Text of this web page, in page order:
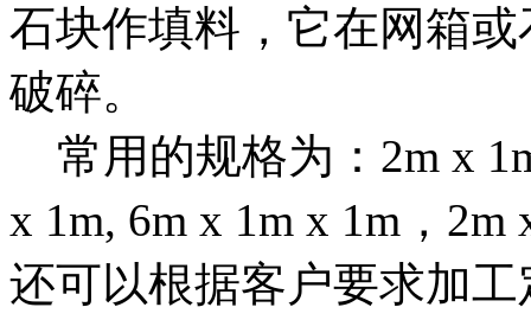
石块作填料，它在网箱
破碎。
常用的规格为：2m x
x 1m, 6m x 1m x 1m，2m
还可以根据客户要求加工